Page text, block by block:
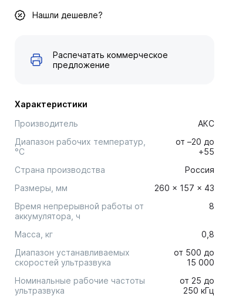
Характеристики
Производитель
АКС
Диапазон рабочих температур,
°С
от –20 до
+55
Страна производства
Россия
Размеры, мм
260 × 157 × 43
Время непрерывной работы от
аккумулятора, ч
8
Масса, кг
0,8
Диапазон устанавливаемых
скоростей ультразвука
от 500 до
15 000
Номинальные рабочие частоты
ультразвука
от 25 до
250 кГц
Нашли дешевле?
Распечатать коммерческое
предложение